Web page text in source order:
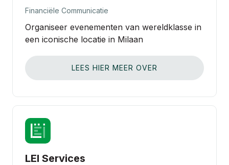
Financiële Communicatie
Organiseer evenementen van wereldklasse in
een iconische locatie in Milaan
LEES HIER MEER OVER
LEI Services